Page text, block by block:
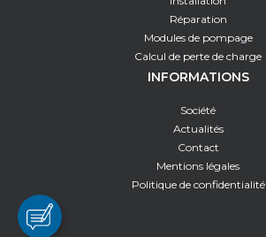
Réparation
Modules de pompage
Calcul de perte de charge
INFORMATIONS
Société
Actualités
Contact
Mentions légales
Politique de confidentialité